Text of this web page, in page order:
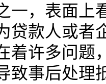
一，表面上
贷款人或者
着许多问题
致事后处理